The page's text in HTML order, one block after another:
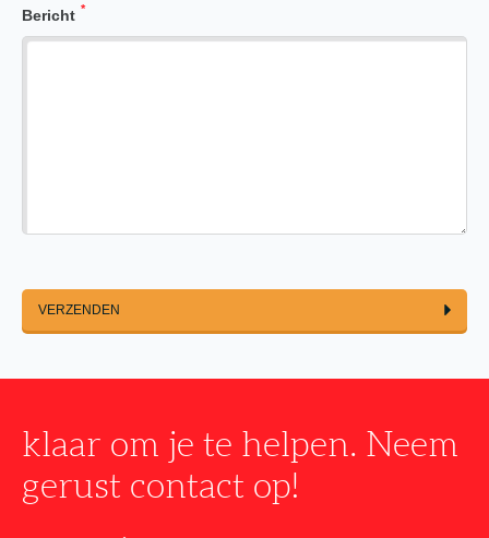
Bericht *
VERZENDEN
klaar om je te helpen. Neem
gerust contact op!